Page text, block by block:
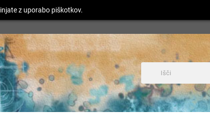
z uporabo piškotkov.